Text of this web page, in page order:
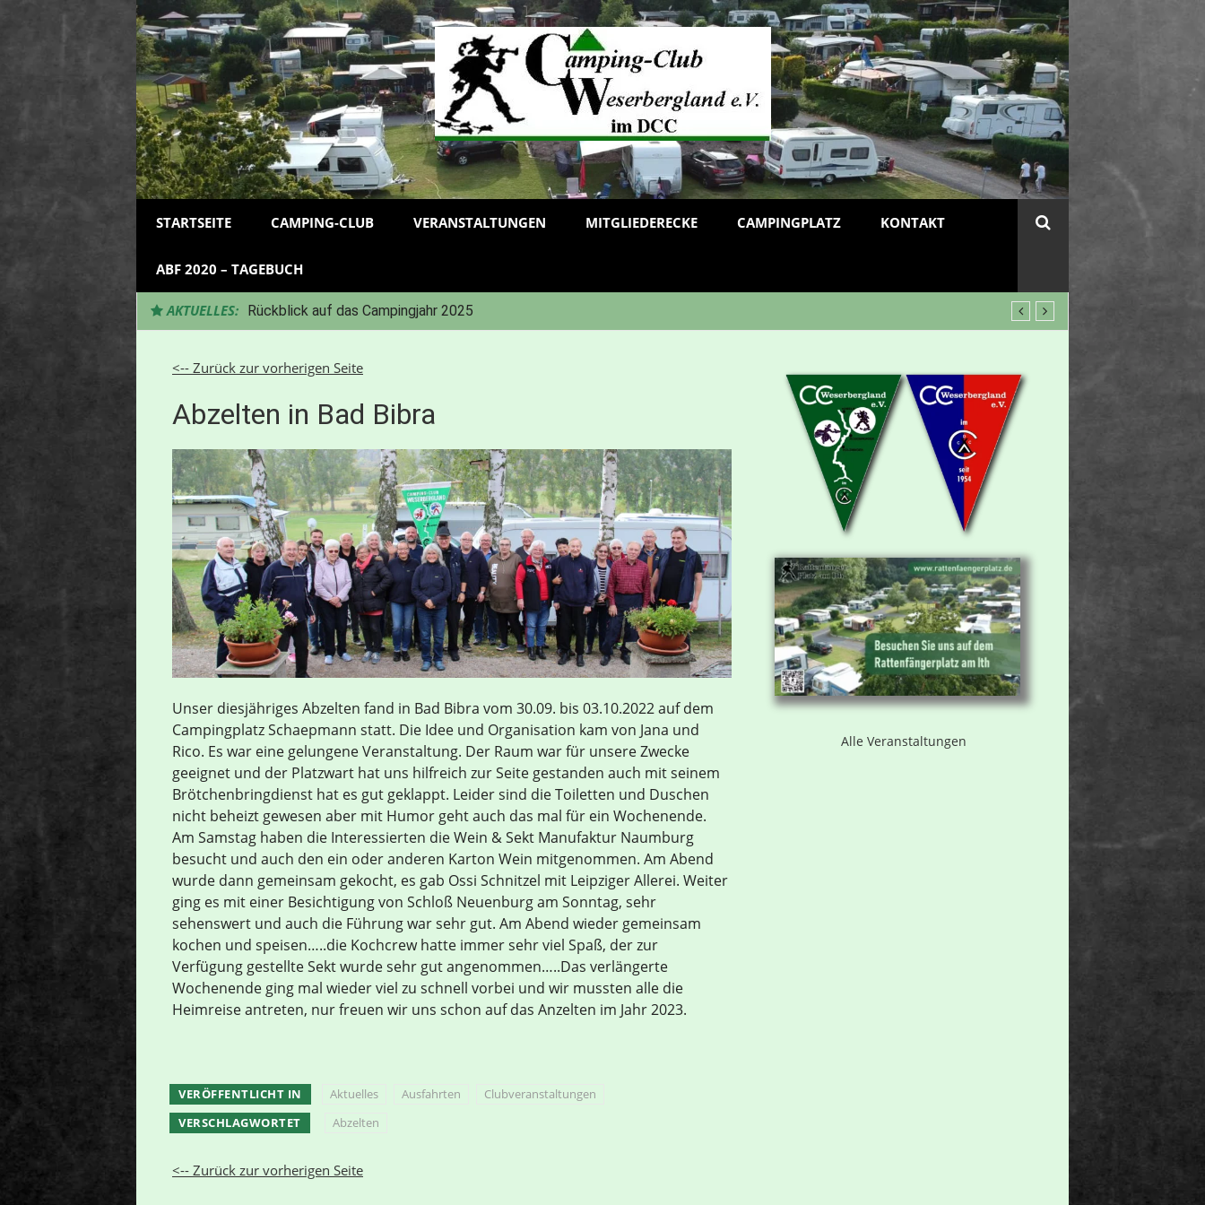
STARTSEITE CAMPING-CLUB VERANSTALTUNGEN MITGLIEDERECKE CAMPINGPLATZ KONTAKT
ABF 2020 – TAGEBUCH
AKTUELLES: Rückblick auf das Campingjahr 2025
<-- Zurück zur vorherigen Seite
Abzelten in Bad Bibra
Unser diesjähriges Abzelten fand in Bad Bibra vom 30.09. bis 03.10.2022 auf dem
Campingplatz Schaepmann statt. Die Idee und Organisation kam von Jana und
Rico. Es war eine gelungene Veranstaltung. Der Raum war für unsere Zwecke
geeignet und der Platzwart hat uns hilfreich zur Seite gestanden auch mit seinem
Brötchenbringdienst hat es gut geklappt. Leider sind die Toiletten und Duschen
nicht beheizt gewesen aber mit Humor geht auch das mal für ein Wochenende.
Am Samstag haben die Interessierten die Wein & Sekt Manufaktur Naumburg
besucht und auch den ein oder anderen Karton Wein mitgenommen. Am Abend
wurde dann gemeinsam gekocht, es gab Ossi Schnitzel mit Leipziger Allerei. Weiter
ging es mit einer Besichtigung von Schloß Neuenburg am Sonntag, sehr
sehenswert und auch die Führung war sehr gut. Am Abend wieder gemeinsam
kochen und speisen…..die Kochcrew hatte immer sehr viel Spaß, der zur
Verfügung gestellte Sekt wurde sehr gut angenommen…..Das verlängerte
Wochenende ging mal wieder viel zu schnell vorbei und wir mussten alle die
Heimreise antreten, nur freuen wir uns schon auf das Anzelten im Jahr 2023.
VERÖFFENTLICHT IN Aktuelles Ausfahrten
Clubveranstaltungen
VERSCHLAGWORTET
Abzelten
<-- Zurück zur vorherigen Seite
Alle Veranstaltungen